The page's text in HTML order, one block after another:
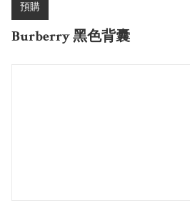
預購
Burberry 黑色背囊